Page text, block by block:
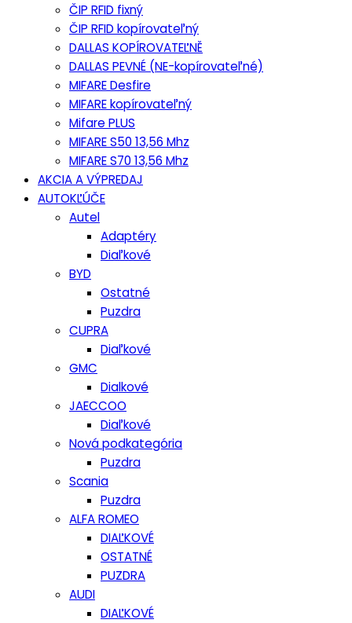
ČIP RFID fixný
ČIP RFID kopírovateľný
DALLAS KOPÍROVATEĽNĚ
DALLAS PEVNÉ (NE-kopírovateľné)
MIFARE Desfire
MIFARE kopírovateľný
Mifare PLUS
MIFARE S50 13,56 Mhz
MIFARE S70 13,56 Mhz
AKCIA A VÝPREDAJ
AUTOKĽÚČE
Autel
Adaptéry
Diaľkové
BYD
Ostatné
Puzdra
CUPRA
Diaľkové
GMC
Dialkové
JAECCOO
Diaľkové
Nová podkategória
Puzdra
Scania
Puzdra
ALFA ROMEO
DIAĽKOVÉ
OSTATNÉ
PUZDRA
AUDI
DIAĽKOVÉ